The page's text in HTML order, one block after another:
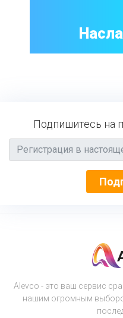
Подпишитесь на
Alevco - это ваш сервис
нашим огромным